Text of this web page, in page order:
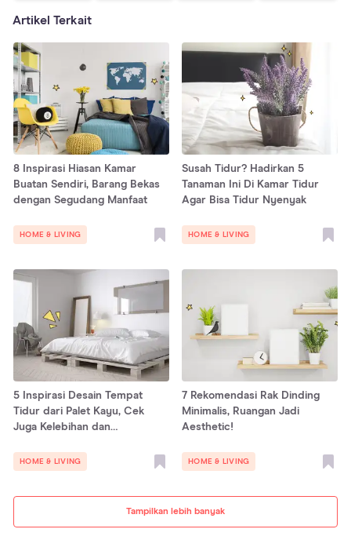
Artikel Terkait
Tampilkan lebih banyak
8 Inspirasi Hiasan Kamar
Buatan Sendiri, Barang Bekas
dengan Segudang Manfaat
HOME & LIVING
Susah Tidur? Hadirkan 5
Tanaman Ini Di Kamar Tidur
Agar Bisa Tidur Nyenyak
HOME & LIVING
5 Inspirasi Desain Tempat
Tidur dari Palet Kayu, Cek
Juga Kelebihan dan
HOME & LIVING
7 Rekomendasi Rak Dinding
Minimalis, Ruangan Jadi
Aesthetic!
HOME & LIVING